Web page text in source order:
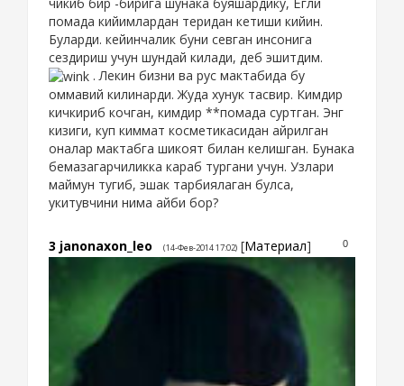
помада кийимлардан теридан кетиши кийин.
Буларди. кейинчалик буни севган инсонига
сездириш учун шундай килади, деб эшитдим.
. Лекин бизни ва рус мактабида бу
оммавий килинарди. Жуда хунук тасвир. Кимдир
кичкириб кочган, кимдир **помада суртган. Энг
кизиги, куп киммат косметикасидан айрилган
оналар мактабга шикоят билан келишган. Бунака
бемазагарчиликка караб тургани учун. Узлари
маймун тугиб, эшак тарбиялаган булса,
укитувчини нима айби бор?
0
3 janonaxon_leo (14-Фев-2014 17:02) [Материал]